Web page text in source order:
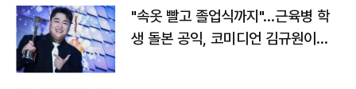
"속옷 빨고 졸업식까지"…근육병 학
생 돌본 공익, 코미디언 김규원이었